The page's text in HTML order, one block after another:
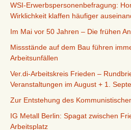
WSI-Erwerbspersonenbefragung:
Wirklichkeit klaffen häufiger
Im Mai vor 50 Jahren – Die frühen
Missstände auf dem Bau führen
Arbeitsunfällen
Ver.di-Arbeitskreis Frieden –
Veranstaltungen im August + 1.
Zur Entstehung des
IG Metall Berlin: Spagat zwischen
Arbeitsplatz